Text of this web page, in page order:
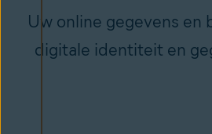
Uw online gegevens en
digitale identiteit en